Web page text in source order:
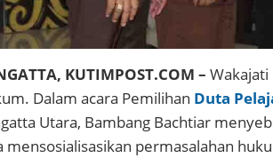
KUTIMPOST.COM –
Dalam acara Pemilihan Duta
Utara, Bambang Bachtiar
mensosialisasikan permasalahan